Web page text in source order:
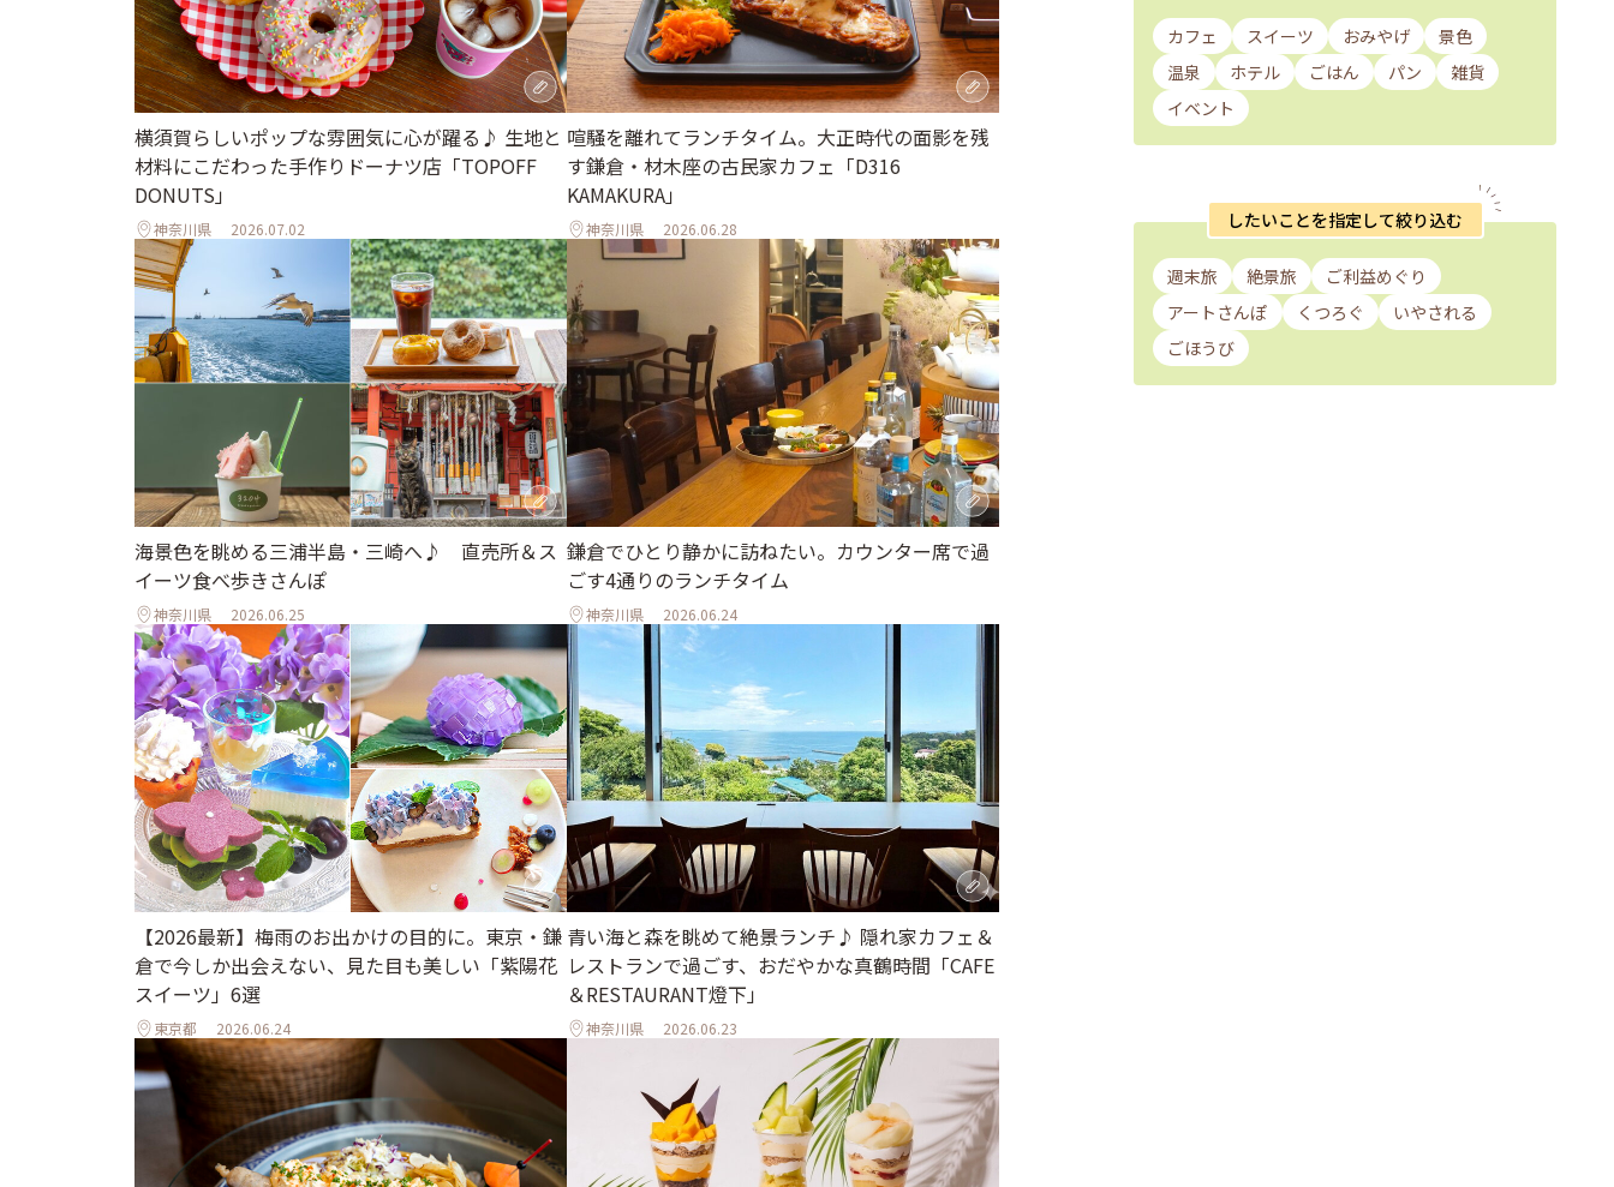
横須賀らしいポップな雰囲気に心が躍る♪ 生地と
材料にこだわった手作りドーナツ店「TOPOFF
DONUTS」
神奈川県 2026.07.02
喧騒を離れてランチタイム。大正時代の面影を残
す鎌倉・材木座の古民家カフェ「D316
KAMAKURA」
神奈川県 2026.06.28
海景色を眺める三浦半島・三崎へ♪ 直売所＆ス
イーツ食べ歩きさんぽ
神奈川県 2026.06.25
鎌倉でひとり静かに訪ねたい。カウンター席で過
ごす4通りのランチタイム
神奈川県 2026.06.24
【2026最新】梅雨のお出かけの目的に。東京・鎌
倉で今しか出会えない、見た目も美しい「紫陽花
スイーツ」6選
東京都 2026.06.24
青い海と森を眺めて絶景ランチ♪ 隠れ家カフェ＆
レストランで過ごす、おだやかな真鶴時間「CAFE
＆RESTAURANT燈下」
神奈川県 2026.06.23
カフェ スイーツ おみやげ
景色
温泉
ホテル ごはん パン
雑貨
イベント
したいことを指定して絞り込む
週末旅 絶景旅
ご利益めぐり
アートさんぽ
くつろぐ
いやされる
ごほうび